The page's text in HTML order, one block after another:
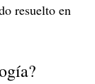
resuelto en